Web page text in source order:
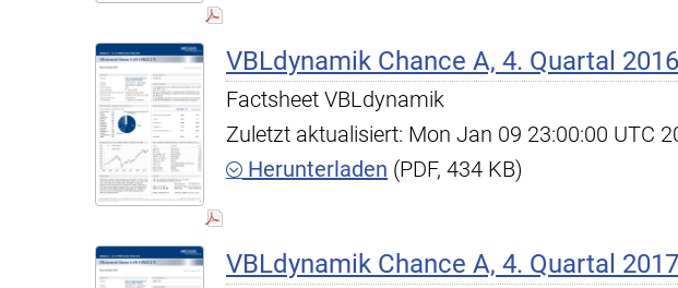
VBLdynamik Chance A, 4. Quartal 2016
Factsheet VBLdynamik
Zuletzt aktualisiert: Mon Jan 09 23:00:00 UTC
Herunterladen (PDF, 434 KB)
VBLdynamik Chance A, 4. Quartal 2017